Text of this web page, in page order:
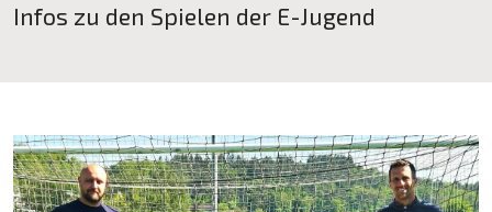
Infos zu den Spielen der E-Jugend